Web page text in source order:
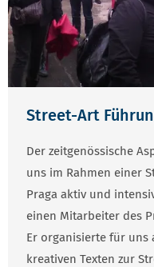
Street-Art
Der zeitgenössische
uns im Rahmen einer
Praga aktiv und
einen Mitarbeiter des
Er organisierte für uns
kreativen Texten zur